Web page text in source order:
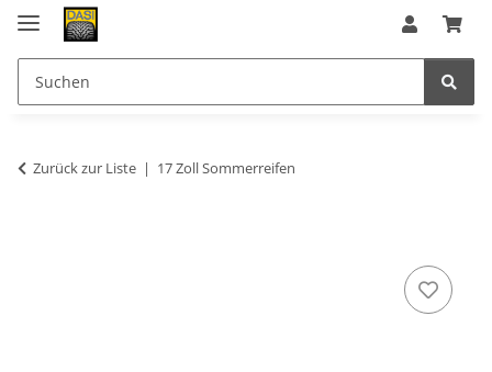
Zurück zur Liste 17 Zoll Sommerreifen